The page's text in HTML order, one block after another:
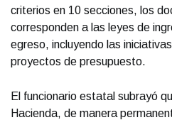
criterios en 10 secciones, los
corresponden a las leyes de
egreso, incluyendo las
proyectos de presupuesto.
El funcionario estatal subrayó
Hacienda, de manera